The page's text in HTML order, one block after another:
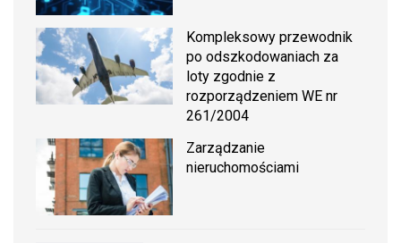
Kompleksowy przewodnik
po odszkodowaniach za
loty zgodnie z
rozporządzeniem WE nr
261/2004
Zarządzanie
nieruchomościami